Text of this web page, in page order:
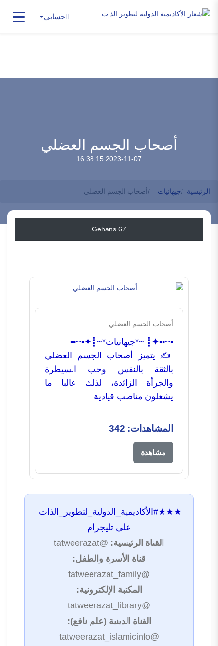
حسابي
أصحاب الجسم العضلي
2023-11-07 16:38:15
الرئيسية جيهانيات أصحاب الجسم العضلي
Gehans 67
أصحاب الجسم العضلي
•┈••✦┋ ~*جيهانيات*~┋✦•┈••
✍️ يتميز أصحاب الجسم العضلي
بالثقة بالنفس وحب السيطرة
والجرأة الزائدة، لذلك غالبا ما
يشغلون مناصب قيادية
المشاهدات: 342
مشاهدة
★★★#الأكاديمية_الدولية_لتطوير_الذات
على تليجرام
القناة الرئيسية: @tatweerazat
قناة الأسرة والطفل:
@tatweerazat_family
المكتبة الإلكترونية:
@tatweerazat_library
القناة الدينية (علم نافع):
@tatweerazat_islamicinfo